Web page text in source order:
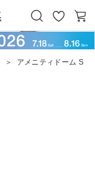
お
気
カ
ー
＞ アメニティドーム S ア